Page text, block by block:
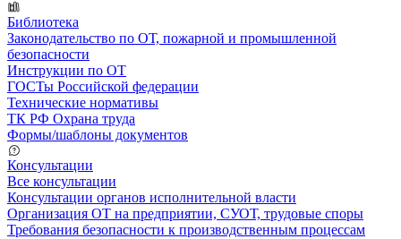
Библиотека
Законодательство по ОТ, пожарной и промышленной
безопасности
Инструкции по ОТ
ГОСТы Российской федерации
Технические нормативы
ТК РФ Охрана труда
Формы/шаблоны документов
Консультации
Все консультации
Консультации органов исполнительной власти
Организация ОТ на предприятии, СУОТ, трудовые споры
Требования безопасности к производственным процессам